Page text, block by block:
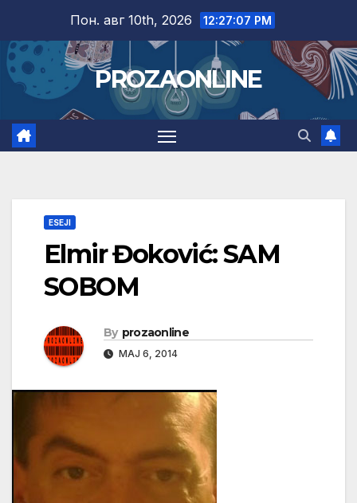
content
Пон. авг 10th, 2026 12:27:07 PM
PROZAONLINE
ESEJI
Elmir Đoković: SAM
SOBOM
By prozaonline
МАЈ 6, 2014